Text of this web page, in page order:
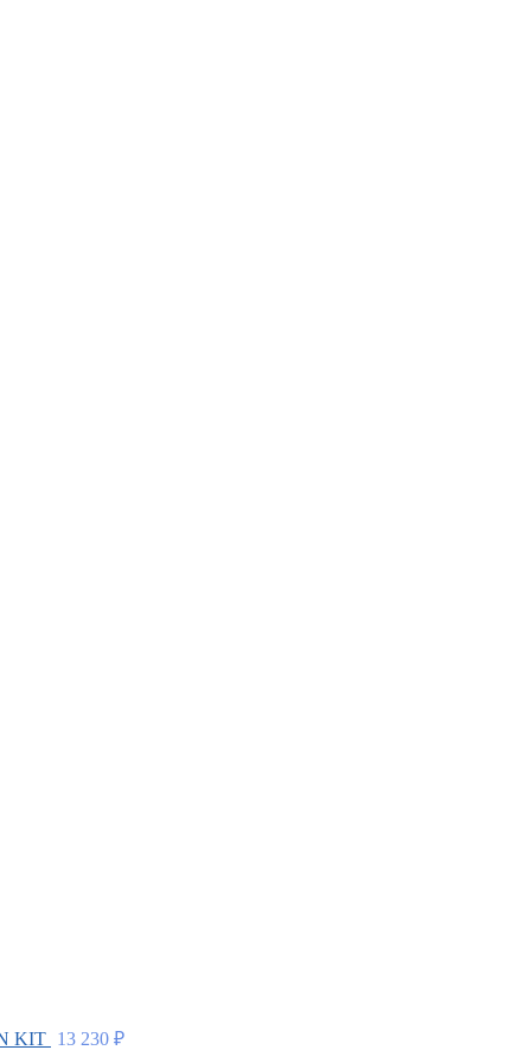
KIT 13 230 ₽